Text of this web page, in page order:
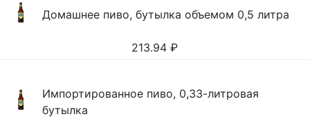
Домашнее пиво, бутылка объемом 0,5 литра
213.94 ₽
Импортированное пиво, 0,33-литровая
бутылка